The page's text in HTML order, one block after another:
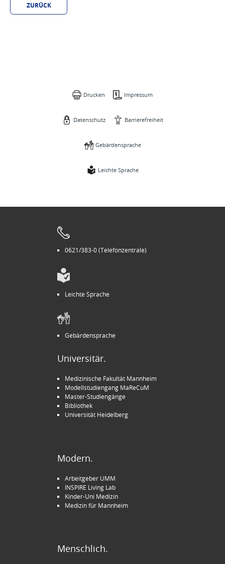
ZURÜCK
Drucken Impressum
Datenschutz Barrierefreiheit
Gebärdensprache
Leichte Sprache
0621/383-0 (Telefonzentrale)
Leichte Sprache
Gebärdensprache
Universitär.
Medizinische Fakultät Mannheim
Modellstudiengang MaReCuM
Master-Studiengänge
Bibliothek
Universität Heidelberg
Modern.
Arbeitgeber UMM
INSPIRE Living Lab
Kinder-Uni Medizin
Medizin für Mannheim
Menschlich.